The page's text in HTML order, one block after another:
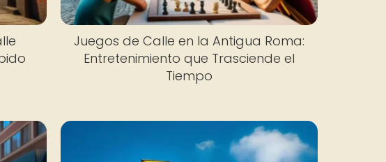
Juegos de Calle en la Antigua Roma:
Entretenimiento que Trasciende el
Tiempo